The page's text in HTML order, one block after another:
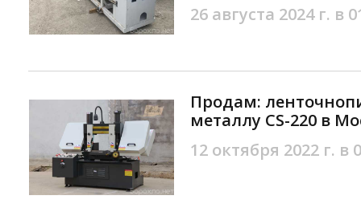
26 августа 2024 г. в
Продам:
металлу CS-220 в
12 октября 2022 г. в